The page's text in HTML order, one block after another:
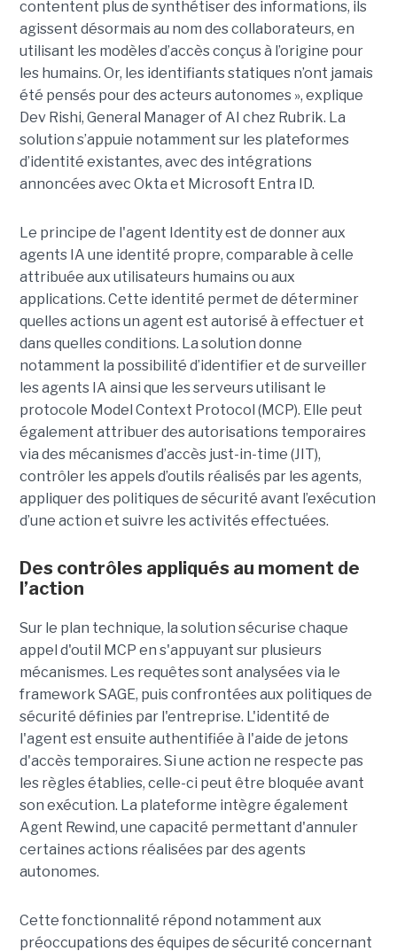
contentent plus de synthétiser des informations, ils
agissent désormais au nom des collaborateurs, en
utilisant les modèles d’accès conçus à l’origine pour
les humains. Or, les identifiants statiques n’ont jamais
été pensés pour des acteurs autonomes », explique
Dev Rishi, General Manager of AI chez Rubrik. La
solution s’appuie notamment sur les plateformes
d’identité existantes, avec des intégrations
annoncées avec Okta et Microsoft Entra ID.
Le principe de l'agent Identity est de donner aux
agents IA une identité propre, comparable à celle
attribuée aux utilisateurs humains ou aux
applications. Cette identité permet de déterminer
quelles actions un agent est autorisé à effectuer et
dans quelles conditions. La solution donne
notamment la possibilité d’identifier et de surveiller
les agents IA ainsi que les serveurs utilisant le
protocole Model Context Protocol (MCP). Elle peut
également attribuer des autorisations temporaires
via des mécanismes d’accès just-in-time (JIT),
contrôler les appels d’outils réalisés par les agents,
appliquer des politiques de sécurité avant l’exécution
d’une action et suivre les activités effectuées.
Des contrôles appliqués au moment de
l’action
Sur le plan technique, la solution sécurise chaque
appel d'outil MCP en s'appuyant sur plusieurs
mécanismes. Les requêtes sont analysées via le
framework SAGE, puis confrontées aux politiques de
sécurité définies par l'entreprise. L'identité de
l'agent est ensuite authentifiée à l'aide de jetons
d'accès temporaires. Si une action ne respecte pas
les règles établies, celle-ci peut être bloquée avant
son exécution. La plateforme intègre également
Agent Rewind, une capacité permettant d'annuler
certaines actions réalisées par des agents
autonomes.
Cette fonctionnalité répond notamment aux
préoccupations des équipes de sécurité concernant